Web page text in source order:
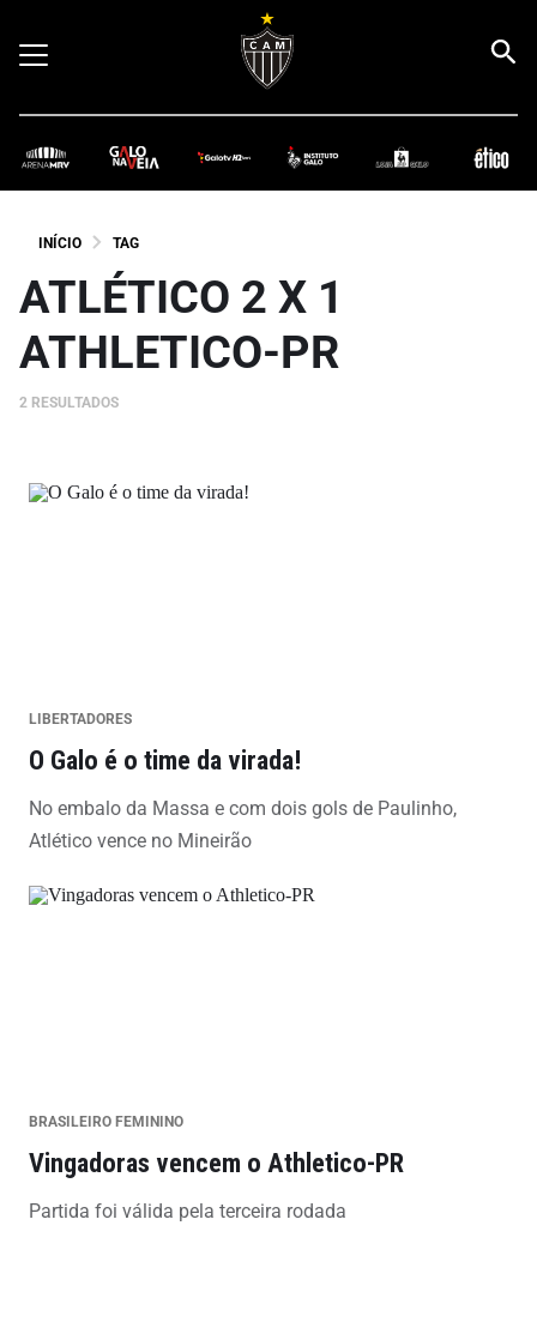
INÍCIO TAG
ATLÉTICO 2 X 1
ATHLETICO-PR
2 RESULTADOS
LIBERTADORES
O Galo é o time da virada!
No embalo da Massa e com dois gols de Paulinho,
Atlético vence no Mineirão
BRASILEIRO FEMININO
Vingadoras vencem o Athletico-PR
Partida foi válida pela terceira rodada